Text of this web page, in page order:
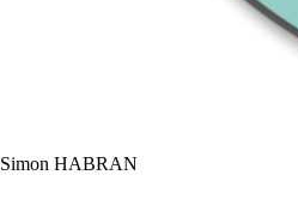
Simon HABRAN